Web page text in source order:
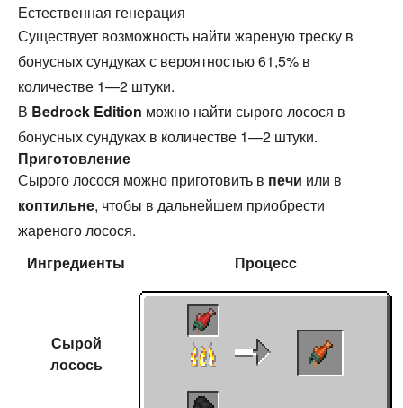
Естественная генерация
Существует возможность найти жареную треску в
бонусных сундуках с вероятностью 61,5% в
количестве 1—2 штуки.
В Bedrock Edition можно найти сырого лосося в
бонусных сундуках в количестве 1—2 штуки.
Приготовление
Сырого лосося можно приготовить в печи или в
коптильне, чтобы в дальнейшем приобрести
жареного лосося.
Ингредиенты
Процесс
Сырой
лосось